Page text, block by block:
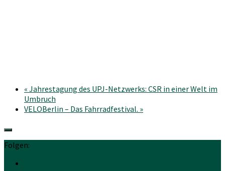
« Jahrestagung des UPJ-Netzwerks: CSR in einer Welt im
Umbruch
VELOBerlin – Das Fahrradfestival. »
Folgen: